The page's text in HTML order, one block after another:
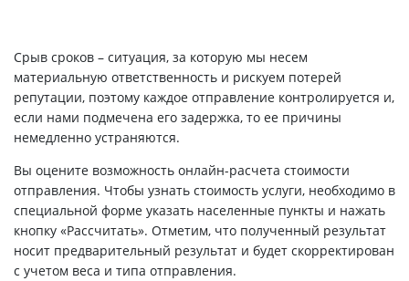
Срыв сроков – ситуация, за которую мы несем
материальную ответственность и рискуем потерей
репутации, поэтому каждое отправление контролируется и,
если нами подмечена его задержка, то ее причины
немедленно устраняются.
Вы оцените возможность онлайн-расчета стоимости
отправления. Чтобы узнать стоимость услуги, необходимо в
специальной форме указать населенные пункты и нажать
кнопку «Рассчитать». Отметим, что полученный результат
носит предварительный результат и будет скорректирован
с учетом веса и типа отправления.